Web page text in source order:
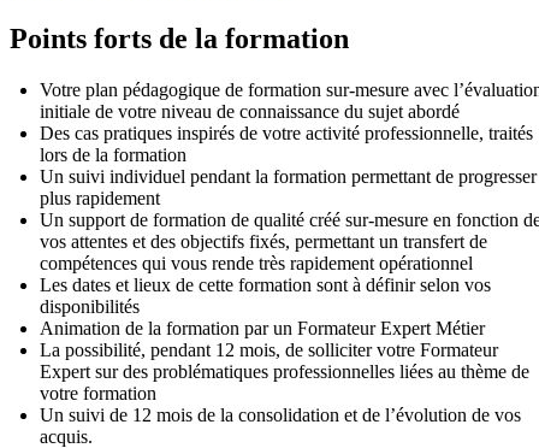
Points forts de la formation
Votre plan pédagogique de formation sur-mesure avec
initiale de votre niveau de connaissance du sujet abordé
Des cas pratiques inspirés de votre activité professionnelle, traités
lors de la formation
Un suivi individuel pendant la formation permettant de progresser
plus rapidement
Un support de formation de qualité créé sur-mesure en fonction
vos attentes et des objectifs fixés, permettant un transfert de
compétences qui vous rende très rapidement opérationnel
Les dates et lieux de cette formation sont à définir selon vos
disponibilités
Animation de la formation par un Formateur Expert Métier
La possibilité, pendant 12 mois, de solliciter votre Formateur
Expert sur des problématiques professionnelles liées au thème de
votre formation
Un suivi de 12 mois de la consolidation et de l’évolution de vos
acquis.